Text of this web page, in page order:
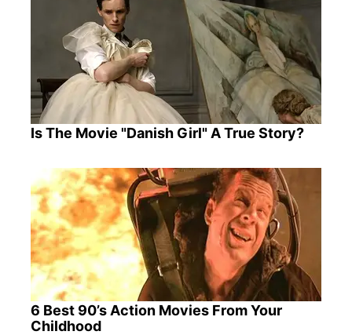
Is The Movie "Danish Girl" A True Story?
6 Best 90’s Action Movies From Your
Childhood